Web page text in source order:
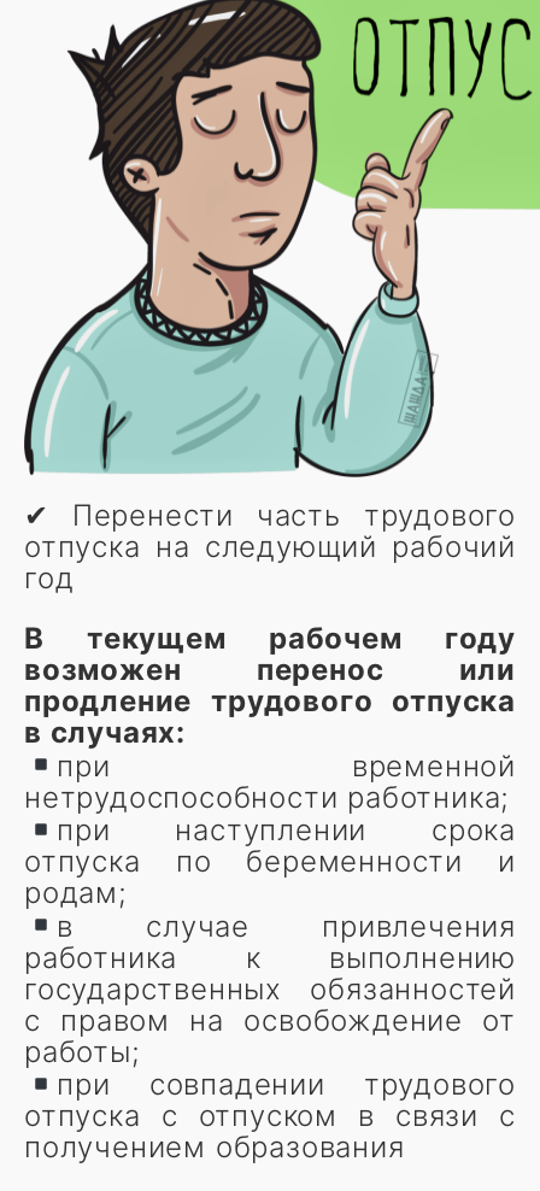
✔ Перенести часть трудового
отпуска на следующий рабочий
год
В текущем рабочем году
возможен перенос или
продление трудового отпуска
в случаях:
при временной
нетрудоспособности работника;
при наступлении срока
отпуска по беременности и
родам;
в случае привлечения
работника к выполнению
государственных обязанностей
с правом на освобождение от
работы;
при совпадении трудового
отпуска с отпуском в связи с
получением образования